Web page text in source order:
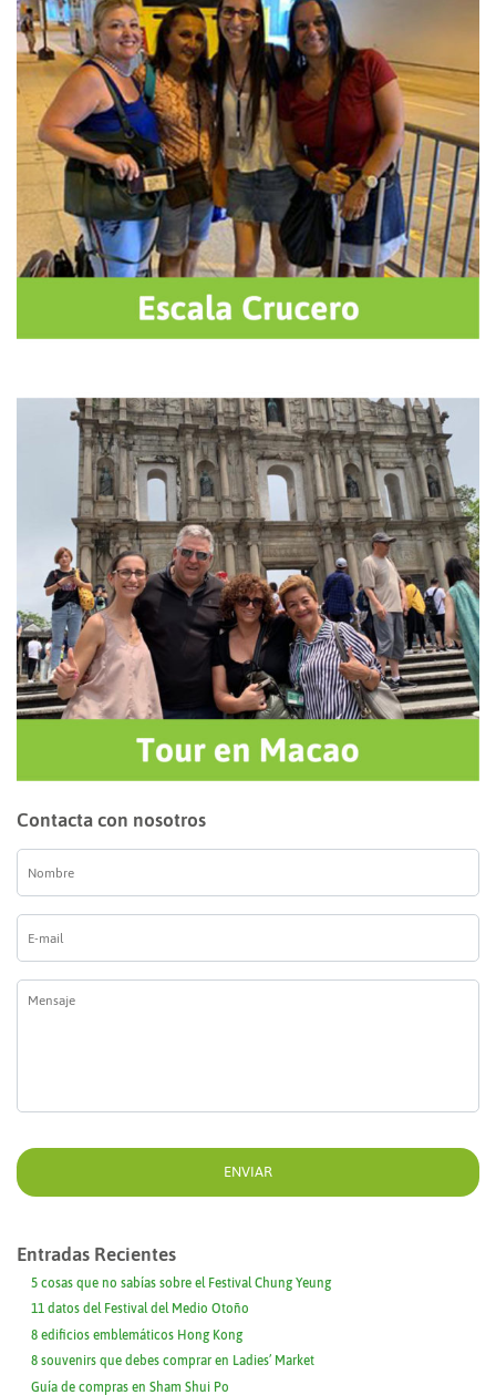
Contacta con nosotros
Nombre
E-
mail
*
Entradas Recientes
5 cosas que no sabías sobre el Festival Chung Yeung
11 datos del Festival del Medio Otoño
8 edificios emblemáticos Hong Kong
8 souvenirs que debes comprar en Ladies’ Market
Guía de compras en Sham Shui Po